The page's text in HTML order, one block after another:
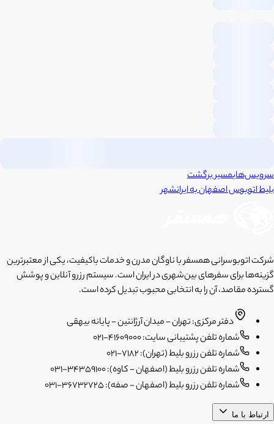
سرویس‌هایمسیر برگشت
بلیط اتوبوساصفهانبهایرانشهر
شرکت اتوبوسرانی همسفر با ناوگان مدرن و خدمات باکیفیت، یکی از معتبرترین
گزینه‌ها برای سفرهای بین‌شهری در ایران است. سیستم رزرو آنلاین و پوشش
گسترده مقاصد، آن را به انتخابی محبوب تبدیل کرده است.
دفتر مرکزی: تهران - میدان آرژانتین - پایانه بیهقی
شماره تلفن پشتیبانی سایت: 41609000-021
شماره تلفن رزرو بلیط (تهران): 7182-021
شماره تلفن رزرو بلیط (اصفهان - کاوه): 34359100-031
شماره تلفن رزرو بلیط (اصفهان - صفه): 36732725-031
ارتباط با ما